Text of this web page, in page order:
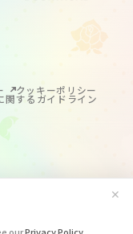
✕
クッキーポリシー
するガイドライン
のコンテンツの